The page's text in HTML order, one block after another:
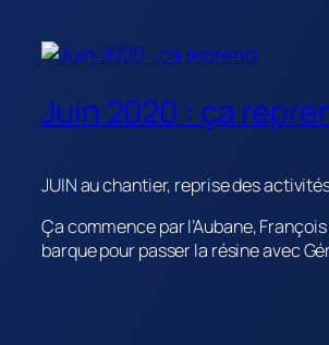
Juin 2020 : ça
JUIN au chantier, reprise des
Ça commence par l’Aubane,
barque pour passer la résine avec